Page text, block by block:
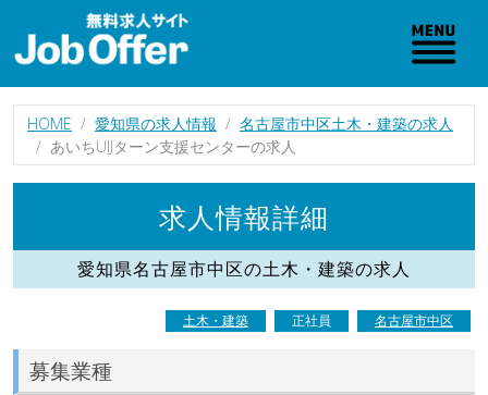
HOME 愛知県の求人情報
名古屋市中区土木・建築の求人
あいちUIJターン支援センターの求人
求人情報詳細
愛知県名古屋市中区の土木・建築の求人
土木・建築 正社員 名古屋市中区
募集業種